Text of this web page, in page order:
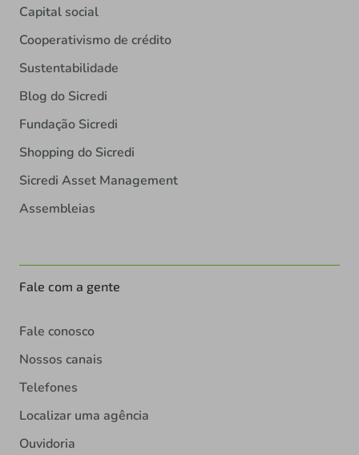
Capital social
Cooperativismo de crédito
Sustentabilidade
Blog do Sicredi
Fundação Sicredi
Shopping do Sicredi
Sicredi Asset Management
Assembleias
Fale com a gente
Fale conosco
Nossos canais
Telefones
Localizar uma agência
Ouvidoria